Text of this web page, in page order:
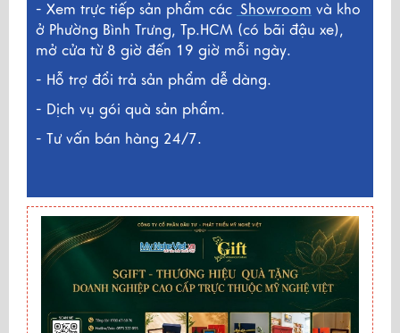
- Xem trực tiếp sản phẩm các Showroom và kho
ở Phường Bình Trưng, Tp.HCM (có bãi đậu xe),
mở cửa từ 8 giờ đến 19 giờ mỗi ngày.
- Hỗ trợ đổi trả sản phẩm dễ dàng.
- Dịch vụ gói quà sản phẩm.
- Tư vấn bán hàng 24/7.